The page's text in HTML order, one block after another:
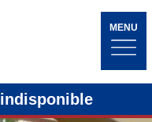
MENU
indisponible